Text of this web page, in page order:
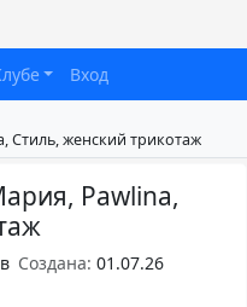
Вход
Стиль, женский трикотаж
Pawlina,
Создана: 01.07.26